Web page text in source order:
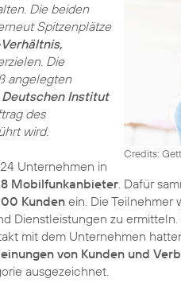
Credits:
Die beiden
Spitzenplätze
Die
angelegten
Deutschen Institut
des
wird.
Unternehmen in
Mobilfunkanbieter. Dafür
Kunden ein. Die Teilnehmer
Dienstleistungen zu
mit dem Unternehmen
von Kunden und
ausgezeichnet.